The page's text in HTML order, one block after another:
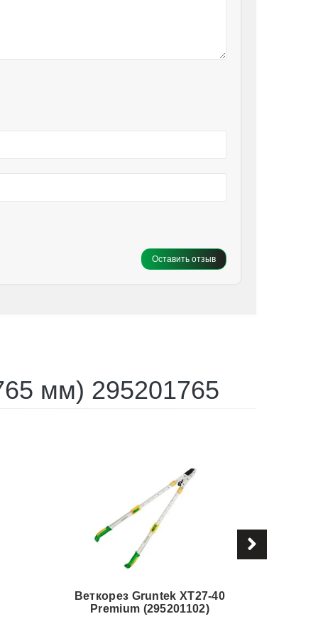
Оставить отзыв
мм) 295201765
Веткорез Gruntek XT27-40
Premium (295201102)